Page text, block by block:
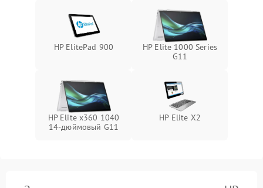
HP ElitePad 900
HP Elite 1000 Series
G11
HP Elite x360 1040
14-дюймовый G11
HP Elite X2